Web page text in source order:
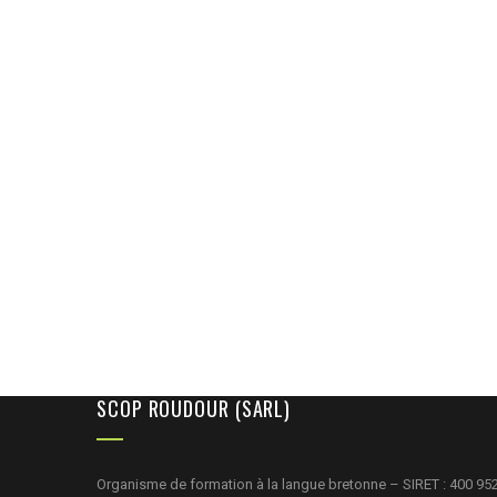
SCOP ROUDOUR (SARL)
Organisme de formation à la langue bretonne – SIRET : 400